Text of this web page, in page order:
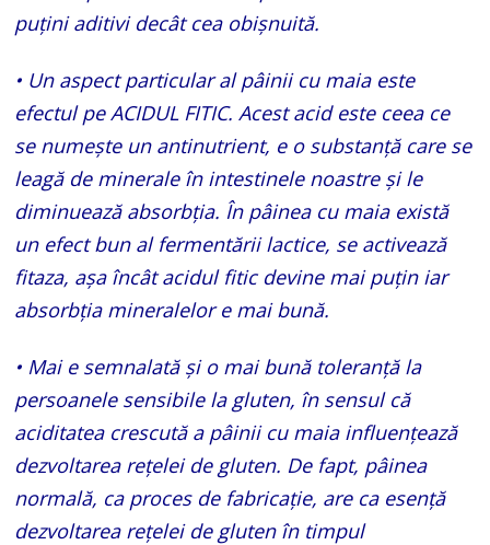
puţini aditivi decât cea obişnuită.
• Un aspect particular al pâinii cu maia este
efectul pe ACIDUL FITIC. Acest acid este ceea ce
se numeşte un antinutrient, e o substanţă care se
leagă de minerale în intestinele noastre şi le
diminuează absorbţia. În pâinea cu maia există
un efect bun al fermentării lactice, se activează
fitaza, aşa încât acidul fitic devine mai puţin iar
absorbţia mineralelor e mai bună.
• Mai e semnalată şi o mai bună toleranţă la
persoanele sensibile la gluten, în sensul că
aciditatea crescută a pâinii cu maia influenţează
dezvoltarea reţelei de gluten. De fapt, pâinea
normală, ca proces de fabricaţie, are ca esenţă
dezvoltarea reţelei de gluten în timpul